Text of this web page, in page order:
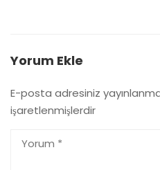
Yorum Ekle
E-posta adresiniz
işaretlenmişlerdir